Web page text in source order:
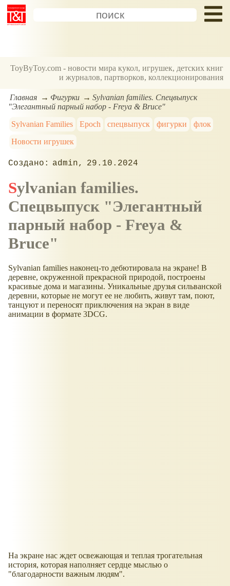
ToyByToy.com - новости мира кукол, игрушек, детских книг
и журналов, партворков, коллекционирования
Главная Фигурки
Sylvanian families. Спецвыпуск
"Элегантный парный набор - Freya & Bruce"
Sylvanian Families
Epoch спецвыпуск фигурки
флок
Новости игрушек
admin 29.10.2024
Sylvanian families.
Спецвыпуск "Элегантный
парный набор - Freya &
Bruce"
Sylvanian families наконец-то дебютировала на экране! В
деревне, окруженной прекрасной природой, построены
красивые дома и магазины. Уникальные друзья сильванской
деревни, которые не могут ее не любить, живут там, поют,
танцуют и переносят приключения на экран в виде
анимации в формате 3DCG.
На экране нас ждет освежающая и теплая трогательная
история, которая наполняет сердце мыслью о
"благодарности важным людям".